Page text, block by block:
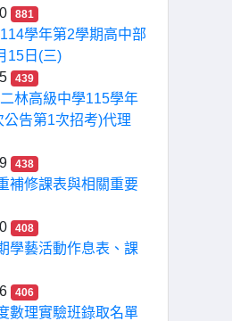
881
114學年第2學期高中部
15日(三)
439
林高級中學115學年
公告第1次招考)代理
438
補修課表與相關重要
408
學藝活動作息表、課
406
數理實驗班錄取名單